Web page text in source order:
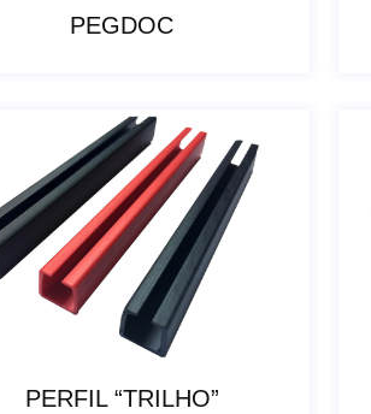
PEGDOC
PERFIL “TRILHO”